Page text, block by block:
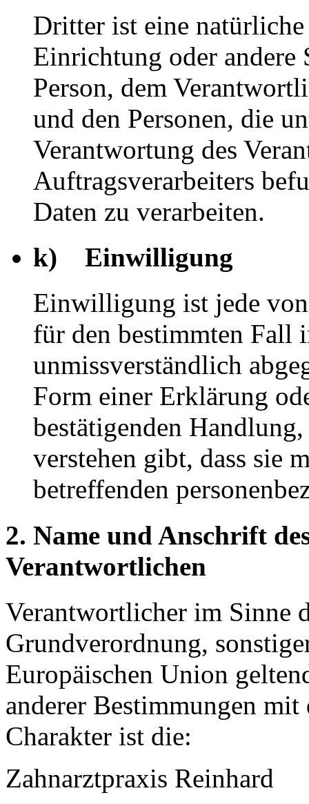
Dritter ist eine
Einrichtung oder andere
Person, dem
und den Personen, die
Verantwortung des
Auftragsverarbeiters
Daten zu verarbeiten.
k) Einwilligung
Einwilligung ist jede
für den bestimmten Fall
unmissverständlich
Form einer Erklärung
bestätigenden
verstehen gibt, dass sie
betreffenden
2. Name und Anschrift
Verantwortlichen
Verantwortlicher im Sinne
Grundverordnung,
Europäischen Union
anderer Bestimmungen
Charakter ist die:
Zahnarztpraxis Reinhard